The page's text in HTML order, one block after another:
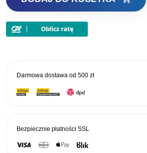
Mikado
Do
Darmowa dostawa od 500 zł
Bezpiecznie płatności SSL